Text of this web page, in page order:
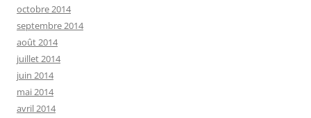
octobre 2014
septembre 2014
août 2014
juillet 2014
juin 2014
mai 2014
avril 2014